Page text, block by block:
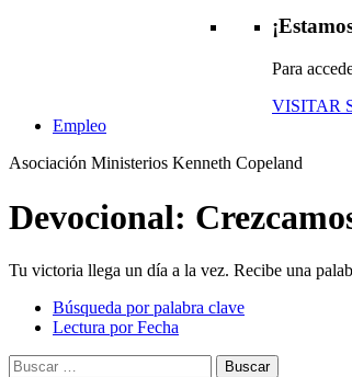
Para
VISITAR
Empleo
Asociación Ministerios Kenneth Copeland
Devocional:
Tu victoria llega un día a la vez. Recibe una
Búsqueda por palabra clave
Lectura por Fecha
Buscar:
Buscar